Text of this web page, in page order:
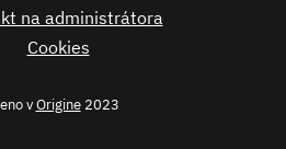
na administrátora
Cookies
vOrigine2023